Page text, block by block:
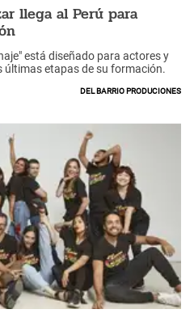
llega al Perú para
está diseñado para actores y
últimas etapas de su formación.
Del barrio produciones